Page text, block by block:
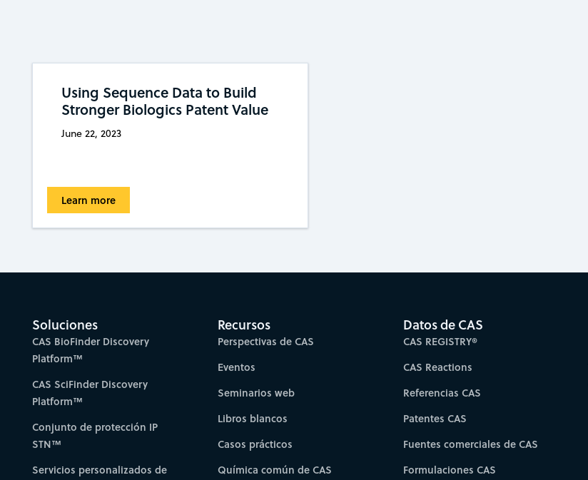
Using Sequence Data to Build
Stronger Biologics Patent Value
June 22, 2023
Learn more
Soluciones
CAS BioFinder Discovery
Platform™
CAS SciFinder Discovery
Platform™
Conjunto de protección IP
STN™
Servicios personalizados de
Recursos
Perspectivas de CAS
Eventos
Seminarios web
Libros blancos
Casos prácticos
Química común de CAS
Datos de CAS
CAS REGISTRY®
CAS Reactions
Referencias CAS
Patentes CAS
Fuentes comerciales de CAS
Formulaciones CAS